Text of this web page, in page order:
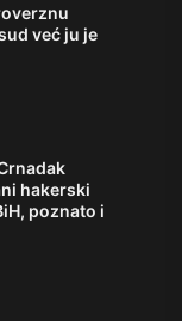
već ju je
hakerski
poznato i